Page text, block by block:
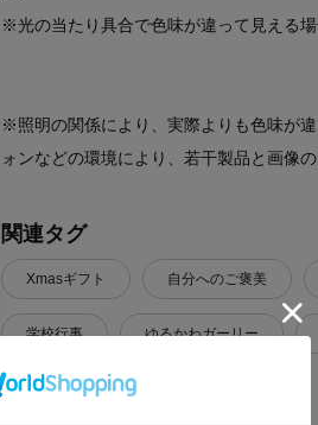
※光の当たり具合で色味が違って見える場
※照明の関係により、実際よりも色味が
ォンなどの環境により、若干製品と画像
関連タグ
Xmasギフト 自分へのご褒美
学校行事 ゆるかわガーリー
オールシーズン物